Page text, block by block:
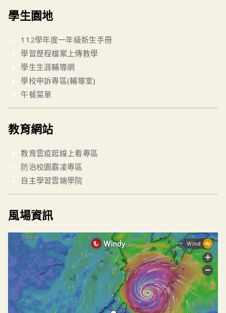
學生園地
112學年度一年級新生手冊
學習歷程檔案上傳教學
學生生涯輔導網
學校申訴專區(輔導室)
午餐菜單
教育網站
教育雲疫起線上看專區
防治校園霸凌專區
自主學習雲端學院
風場資訊